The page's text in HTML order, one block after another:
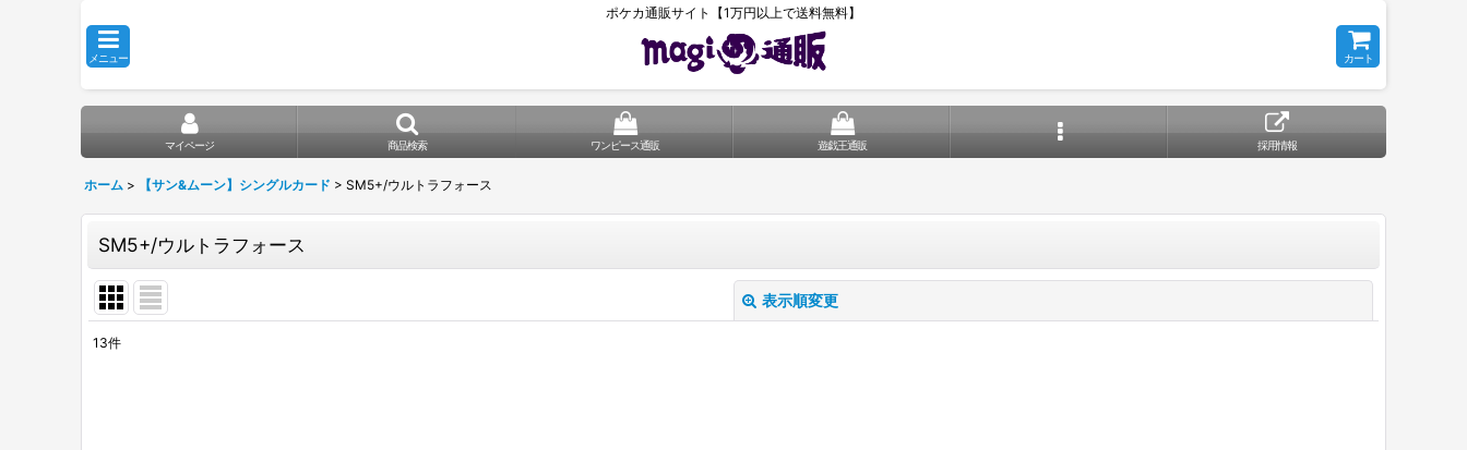
ポケカ通販サイト【1万円以上で送料無料】
メニュー カート
マイページ 商品検索 ワンピース通販 遊戯王通販 採用情報
ホーム > 【サン&ムーン】シングルカード > SM5+/ウルトラフォース
SM5+/ウルトラフォース
表示順変更
13件